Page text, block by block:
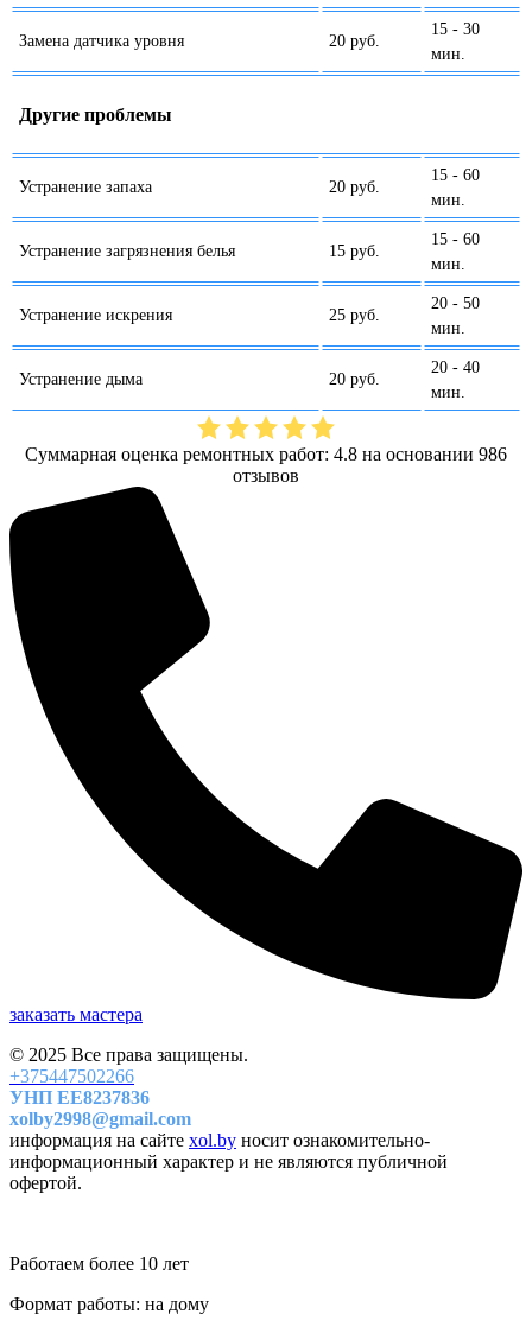
Замена датчика уровня 20 руб.
15 - 30
мин.
Другие проблемы
Устранение запаха 20 руб.
15 - 60
мин.
Устранение загрязнения белья 15 руб.
15 - 60
мин.
Устранение искрения 25 руб.
20 - 50
мин.
Устранение дыма 20 руб.
20 - 40
мин.
Суммарная оценка ремонтных работ: 4.8 на основании 986
отзывов
заказать мастера
© 2025 Все права защищены.
+375447502266
УНП EE8237836
xolby2998@gmail.com
информация на сайте xol.by носит ознакомительно-
информационный характер и не являются публичной
офертой.
Работаем более 10 лет
Формат работы: на дому